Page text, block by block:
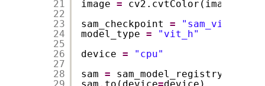
21
22
23
24
25
26
27
28
image =
cv2.cvtColor(image,
sam_checkpoint =
model_type =
"vit_h"
device =
"cpu"
sam =